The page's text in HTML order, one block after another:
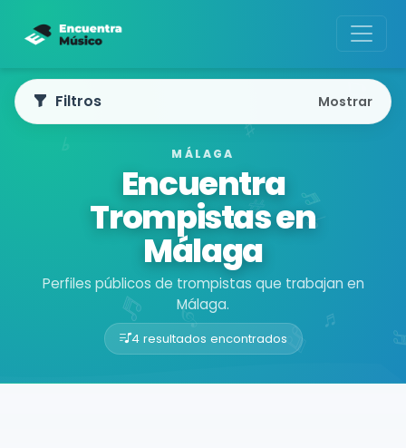
MÁLAGA
Encuentra
Trompistas en
Málaga
Perfiles públicos de trompistas que trabajan en
Málaga.
4 resultados encontrados
Buscador de músicos
Filtros Mostrar